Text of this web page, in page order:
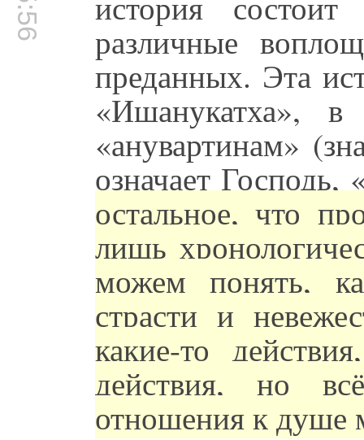
различные
преданных. Эта
«Ишанукатха», в
«анувартинам»
означает Господь,
остальное, что
лишь
можем понять,
страсти и
какие-то
действия, но
отношения к душе